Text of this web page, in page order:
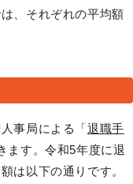
、それぞれの平均額
事局による「退職手
ます。令和5年度に退
は以下の通りです。